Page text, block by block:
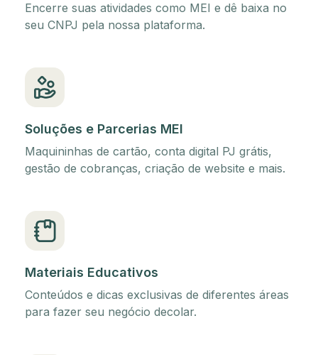
Encerre suas atividades como MEI e dê baixa no
seu CNPJ pela nossa plataforma.
Soluções e Parcerias MEI
Maquininhas de cartão, conta digital PJ grátis,
gestão de cobranças, criação de website e mais.
Materiais Educativos
Conteúdos e dicas exclusivas de diferentes áreas
para fazer seu negócio decolar.